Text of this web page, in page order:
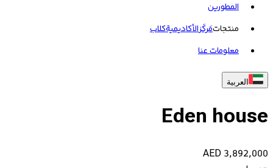
المطورين
منتجاتمَركَزالأكاديميةکلاب
معلومات عنا
العربية
Eden house
AED 3,892,000